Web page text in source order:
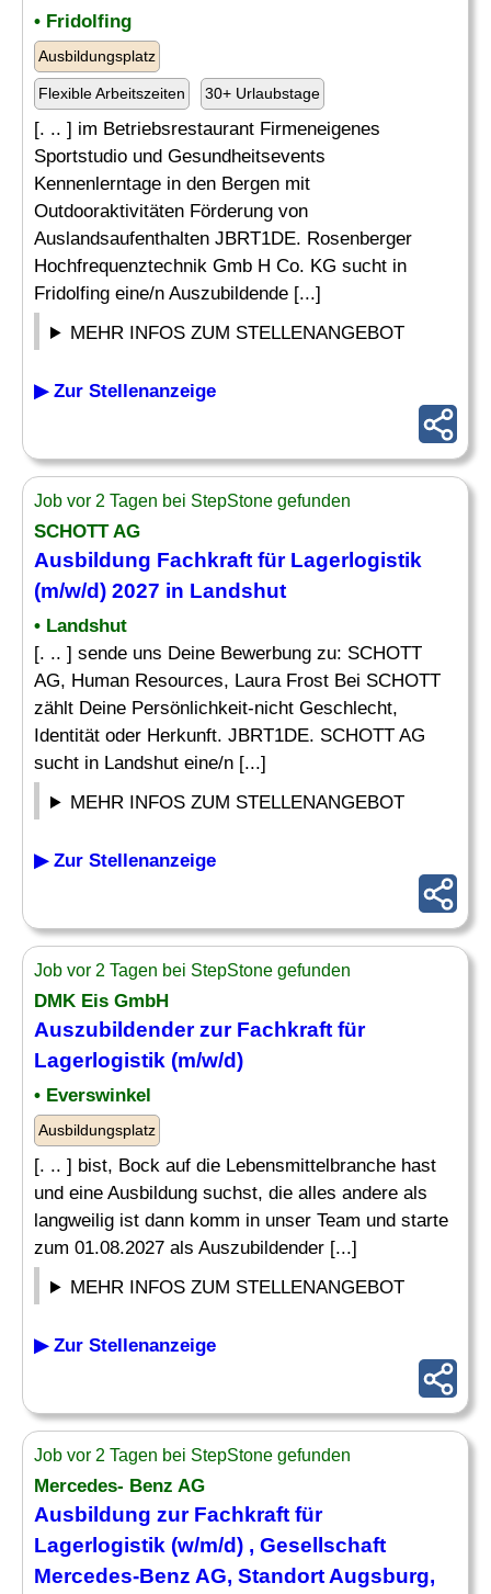
• Fridolfing
Ausbildungsplatz
Flexible Arbeitszeiten 30+ Urlaubstage
[. .. ] im Betriebsrestaurant Firmeneigenes
Sportstudio und Gesundheitsevents
Kennenlerntage in den Bergen mit
Outdooraktivitäten Förderung von
Auslandsaufenthalten JBRT1DE. Rosenberger
Hochfrequenztechnik Gmb H Co. KG sucht in
Fridolfing eine/n Auszubildende [...]
MEHR INFOS ZUM STELLENANGEBOT
▶ Zur Stellenanzeige
Job vor 2 Tagen bei StepStone gefunden
SCHOTT AG
Ausbildung Fachkraft für Lagerlogistik
(m/w/d) 2027 in Landshut
• Landshut
[. .. ] sende uns Deine Bewerbung zu: SCHOTT
AG, Human Resources, Laura Frost Bei SCHOTT
zählt Deine Persönlichkeit-nicht Geschlecht,
Identität oder Herkunft. JBRT1DE. SCHOTT AG
sucht in Landshut eine/n [...]
MEHR INFOS ZUM STELLENANGEBOT
▶ Zur Stellenanzeige
Job vor 2 Tagen bei StepStone gefunden
DMK Eis GmbH
Auszubildender zur Fachkraft für
Lagerlogistik (m/w/d)
• Everswinkel
Ausbildungsplatz
[. .. ] bist, Bock auf die Lebensmittelbranche hast
und eine Ausbildung suchst, die alles andere als
langweilig ist dann komm in unser Team und starte
zum 01.08.2027 als Auszubildender [...]
MEHR INFOS ZUM STELLENANGEBOT
▶ Zur Stellenanzeige
Job vor 2 Tagen bei StepStone gefunden
Mercedes- Benz AG
Ausbildung zur Fachkraft für
Lagerlogistik (w/m/d) , Gesellschaft
Mercedes-Benz AG, Standort Augsburg,